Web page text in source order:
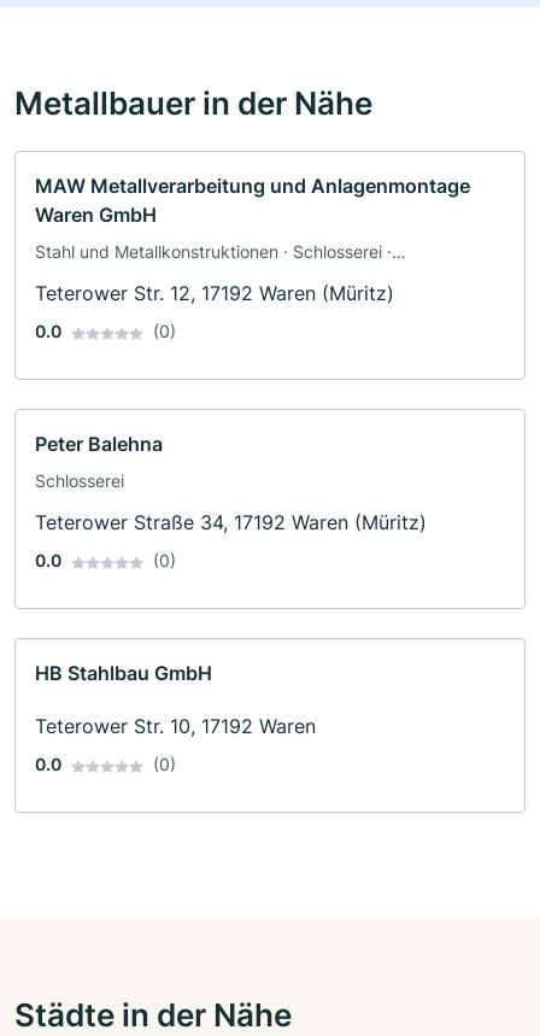
Metallbauer in der Nähe
MAW Metallverarbeitung und Anlagenmontage
Waren GmbH
Stahl und Metallkonstruktionen · Schlosserei ·
Teterower Str. 12, 17192 Waren (Müritz)
0.0 (0)
Peter Balehna
Schlosserei
Teterower Straße 34, 17192 Waren (Müritz)
0.0 (0)
HB Stahlbau GmbH
Teterower Str. 10, 17192 Waren
0.0 (0)
Städte in der Nähe